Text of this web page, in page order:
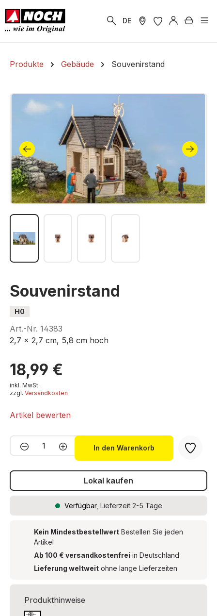
springen
DE
Produkte Gebäude Souvenirstand
Bildergalerie überspringen
Souvenirstand
H0
Art.-Nr. 14383
2,7 x 2,7 cm, 5,8 cm hoch
18,99 €
inkl. MwSt.
zzgl. Versandkosten
Artikel bewerten
Produkt Anzahl: Gib den
In den Warenkorb
Lokal kaufen
Verfügbar, Lieferzeit 2-5 Tage
Kein Mindestbestellwert Bestellen Sie jeden
Artikel
Ab 100 € versandkostenfrei in Deutschland
Lieferung weltweit ohne lange Lieferzeiten
Produkthinweise